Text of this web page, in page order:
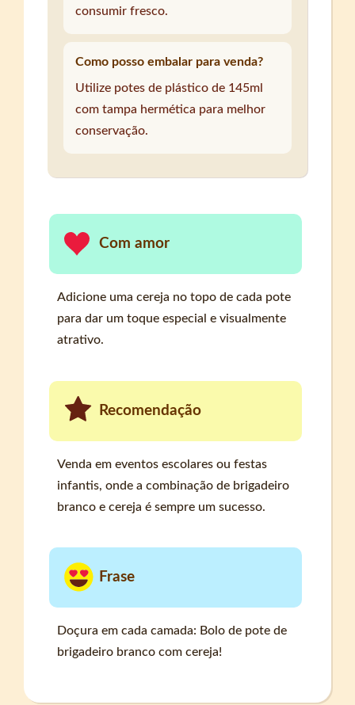
consumir fresco.
Como posso embalar para venda?
Utilize potes de plástico de 145ml
com tampa hermética para melhor
conservação.
Com amor
Adicione uma cereja no topo de cada pote
para dar um toque especial e visualmente
atrativo.
Recomendação
Venda em eventos escolares ou festas
infantis, onde a combinação de brigadeiro
branco e cereja é sempre um sucesso.
Frase
Doçura em cada camada: Bolo de pote de
brigadeiro branco com cereja!